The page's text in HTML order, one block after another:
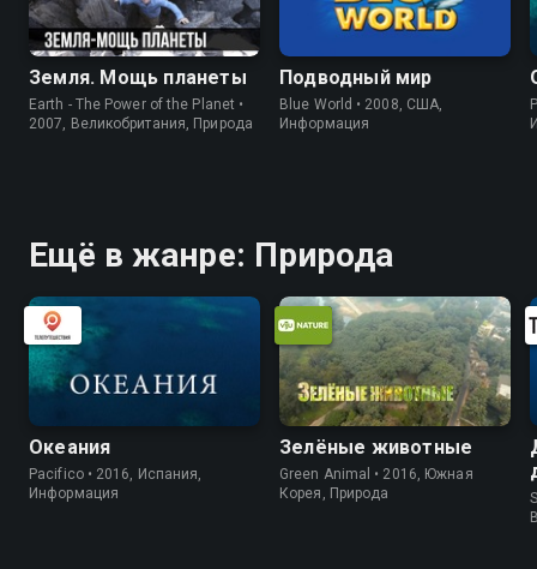
Земля. Мощь планеты
Earth - The Power of the Planet •
2007, Великобритания, Природа
Подводный мир
Blue World • 2008, США,
Информация
Ещё в жанре: Природа
Океания
Pacifico • 2016, Испания,
Информация
Зелёные животные
Green Animal • 2016, Южная
Корея, Природа